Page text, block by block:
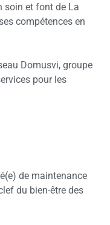
soin et font de La
compétences en
Domusvi, groupe
pour les
de maintenance
du bien-être des